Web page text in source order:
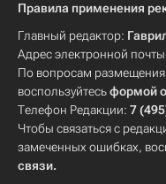
Правила применения
Главный редактор:
Адрес электронной
По вопросам
воспользуйтесьформой
Телефон Редакции: 7
Чтобы связаться с
замеченных ошибках,
связи.